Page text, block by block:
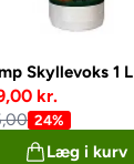
Skyllevoks 1 L
kr.
24%
Læg i kurv